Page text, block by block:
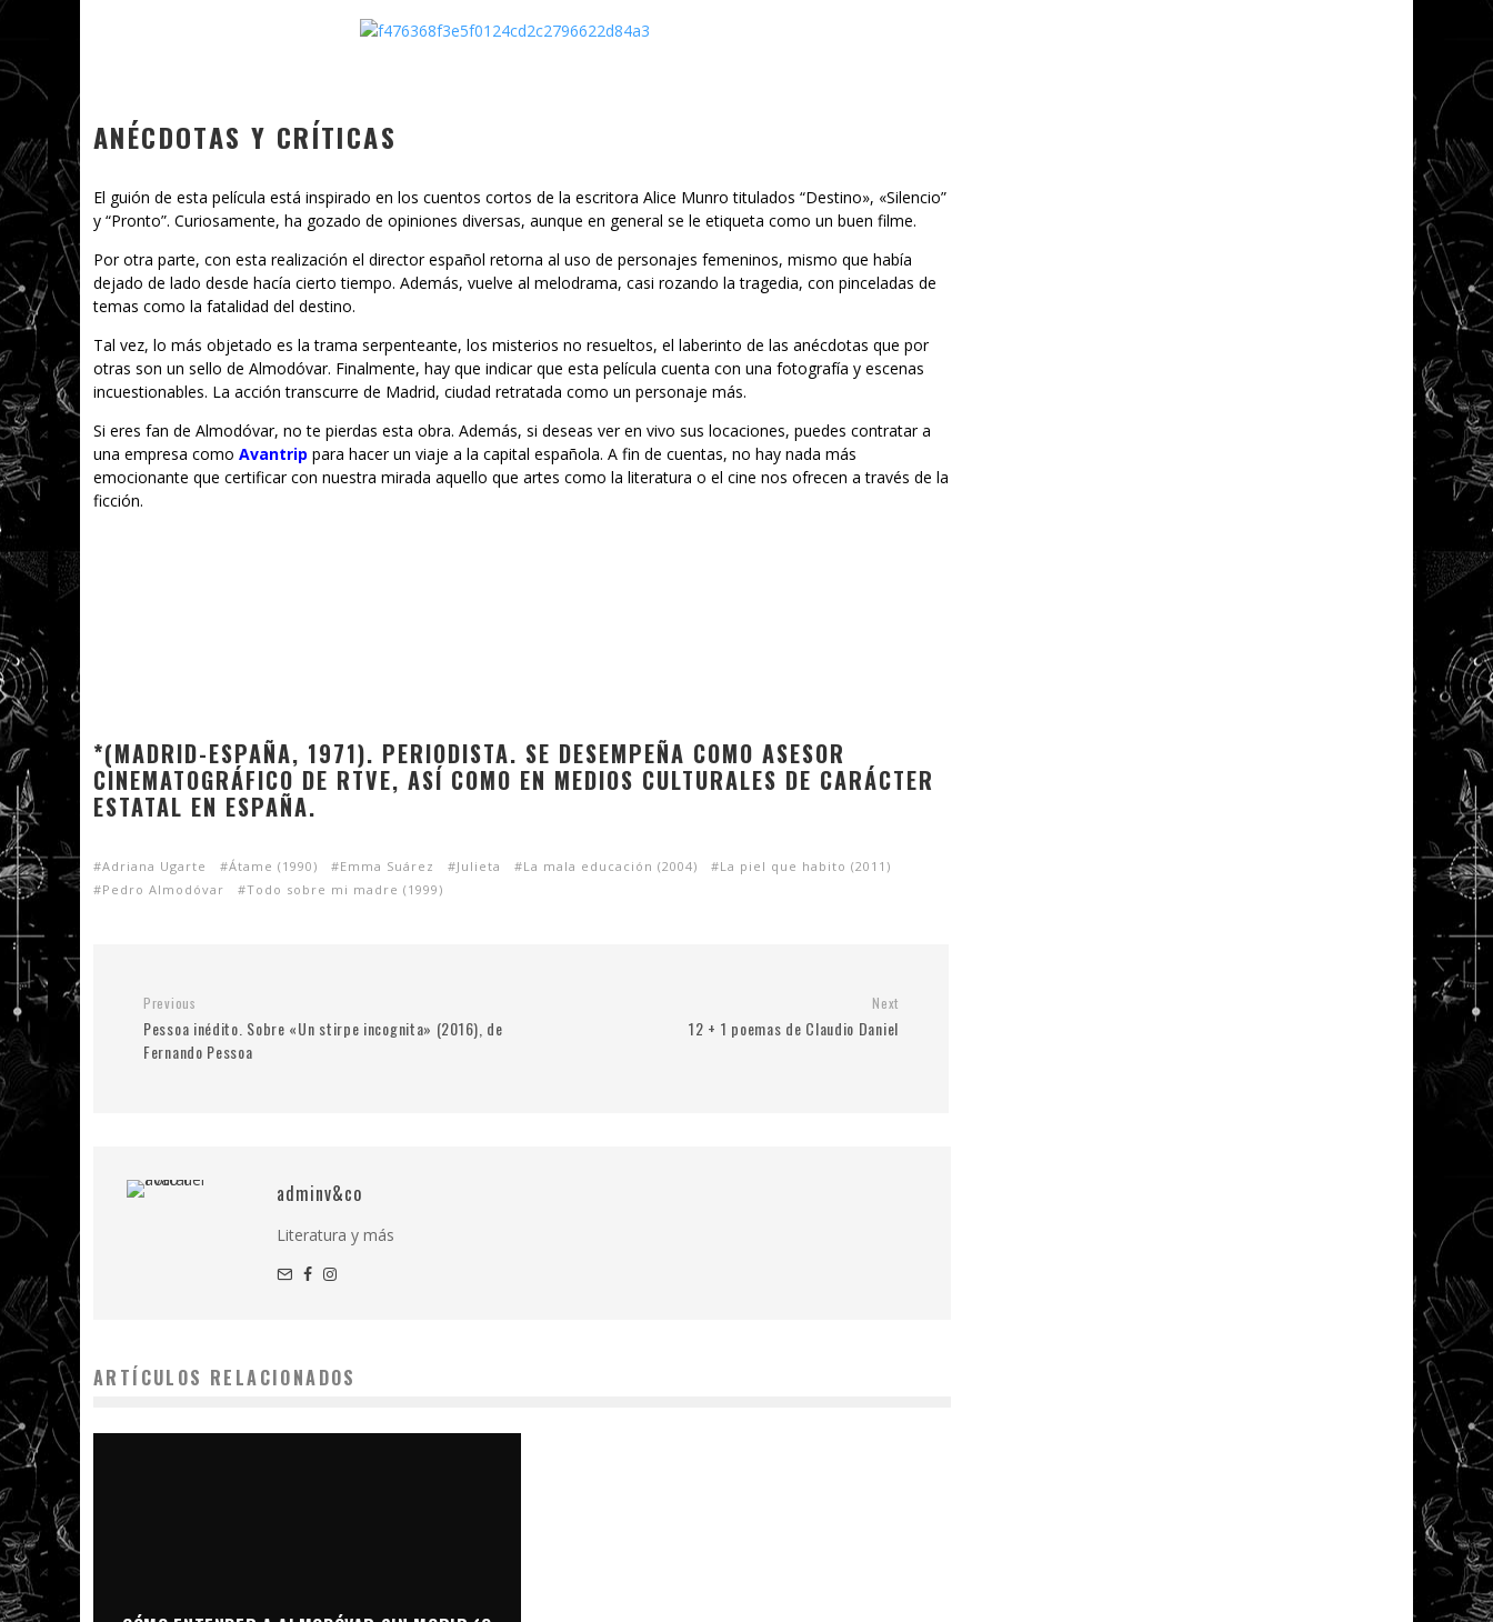
ANÉCDOTAS Y CRÍTICAS
El guión de esta película está inspirado en los cuentos cortos de la escritora Alice Munro titulados “Destino», «Silencio”
y “Pronto”. Curiosamente, ha gozado de opiniones diversas, aunque en general se le etiqueta como un buen filme.
Por otra parte, con esta realización el director español retorna al uso de personajes femeninos, mismo que había
dejado de lado desde hacía cierto tiempo. Además, vuelve al melodrama, casi rozando la tragedia, con pinceladas de
temas como la fatalidad del destino.
Tal vez, lo más objetado es la trama serpenteante, los misterios no resueltos, el laberinto de las anécdotas que por
otras son un sello de Almodóvar. Finalmente, hay que indicar que esta película cuenta con una fotografía y escenas
incuestionables. La acción transcurre de Madrid, ciudad retratada como un personaje más.
Si eres fan de Almodóvar, no te pierdas esta obra. Además, si deseas ver en vivo sus locaciones, puedes contratar a
una empresa como Avantrip para hacer un viaje a la capital española. A fin de cuentas, no hay nada más
emocionante que certificar con nuestra mirada aquello que artes como la literatura o el cine nos ofrecen a través de la
ficción.
*(MADRID-ESPAÑA, 1971). PERIODISTA. SE DESEMPEÑA COMO ASESOR
CINEMATOGRÁFICO DE RTVE, ASÍ COMO EN MEDIOS CULTURALES DE CARÁCTER
ESTATAL EN ESPAÑA.
Adriana Ugarte Átame (1990) Emma Suárez Julieta La mala educación (2004)
La piel que habito (2011)
Pedro Almodóvar
Todo sobre mi madre (1999)
Previous
Pessoa inédito. Sobre «Un stirpe incognita» (2016), de
Fernando Pessoa
Next
12 + 1 poemas de Claudio Daniel
adminv&co
Literatura y más
ARTÍCULOS RELACIONADOS